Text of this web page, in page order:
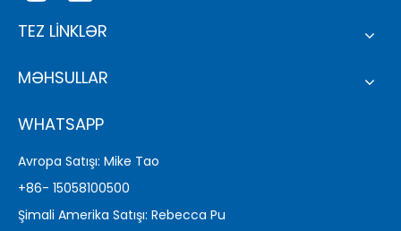
TEZ LİNKLƏR
MƏHSULLAR
WHATSAPP
Avropa Satışı: Mike Tao
+86- 15058100500
Şimali Amerika Satışı: Rebecca Pu